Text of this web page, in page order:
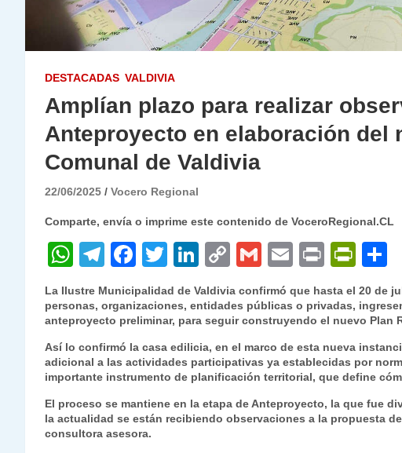
DESTACADAS VALDIVIA
Amplían plazo para realizar
Anteproyecto en elaboración del
Comunal de Valdivia
22/06/2025 Vocero Regional
Comparte, envía o imprime este contenido de VoceroRegional.CL
W
h
at
s
A
p
p
T
el
e
gr
a
m
F
a
c
e
b
o
o
k
T
w
itt
er
Li
n
k
e
dI
n
C
p
y
Li
n
k
G
m
ai
l
E
m
ai
l
P
ri
nt
P
ri
nt
Fr
ie
n
dl
y
o
p
La Ilustre Municipalidad de Valdivia confirmó que hasta el 20 de
personas, organizaciones, entidades públicas o privadas,
anteproyecto preliminar, para seguir construyendo el nuevo Plan
Así lo confirmó la casa edilicia, en el marco de esta nueva
adicional a las actividades participativas ya establecidas por
importante instrumento de planificación territorial, que define
El proceso se mantiene en la etapa de Anteproyecto, la que fue
la actualidad se están recibiendo observaciones a la propuesta
consultora asesora.